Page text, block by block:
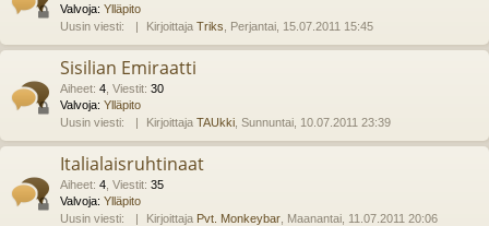
Valvoja: Ylläpito
Uusin viesti:
Kirjoittaja Triks , Perjantai, 15.07.2011 15:45
Sisilian Emiraatti
Aiheet: 4 Viestit: 30
Valvoja: Ylläpito
Uusin viesti:
Kirjoittaja TAUkki , Sunnuntai, 10.07.2011 23:39
Italialaisruhtinaat
Aiheet: 4 Viestit: 35
Valvoja: Ylläpito
Uusin viesti:
Kirjoittaja Pvt. Monkeybar , Maanantai, 11.07.2011 20:06